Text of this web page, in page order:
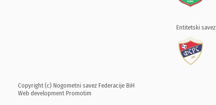
Entitetski savez
Copyright (c) Nogometni savez Federacije BiH
Web development Promotim